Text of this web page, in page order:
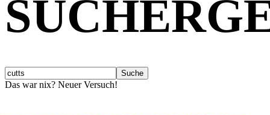
Das war nix? Neuer Versuch!